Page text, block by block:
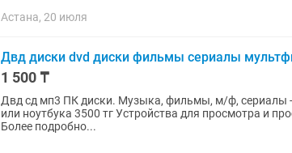
Астана, 20 июля
Двд диски dvd диски фильмы сериалы
1 500 ₸
Двд сд мп3 ПК диски. Музыка, фильмы, м/ф, сериалы - 1500 тг. Игры и проги для компьютера
или ноутбука 3500 тг Устройства для просмотра и прослушивания дисков смотрите на 9 фото.
Более подробно...